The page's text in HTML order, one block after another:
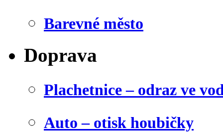
Barevné město
Doprava
Plachetnice – odraz ve
Auto – otisk houbičky